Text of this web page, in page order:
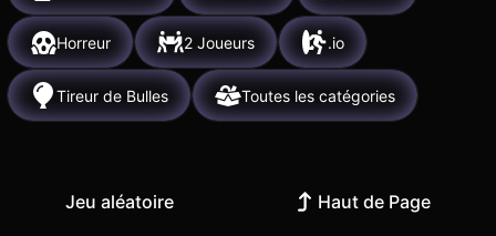
Horreur 2 Joueurs .io
Tireur de Bulles Toutes les catégories
Jeu aléatoire Haut de Page